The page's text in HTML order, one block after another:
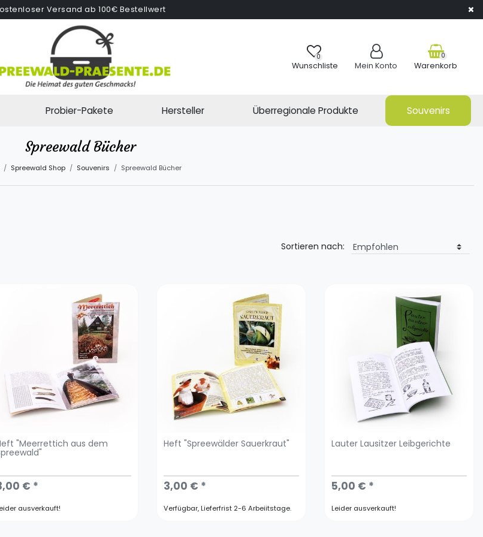
Versand ab 100€ Bestellwert
0
Wunschliste Mein Konto
0
Warenkorb
Probier-Pakete Hersteller Überregionale Produkte Souvenirs
Spreewald Bücher
Spreewald Shop Souvenirs Spreewald Bücher
Sortieren nach:
"Meerrettich aus dem
€ *
ausverkauft!
Heft "Spreewälder Sauerkraut"
3,00 € *
Verfügbar, Lieferfrist 2-6 Arbeiitstage.
Lauter Lausitzer Leibgerichte
5,00 € *
Leider ausverkauft!